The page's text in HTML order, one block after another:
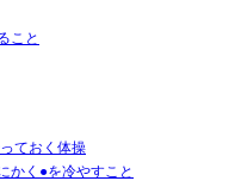
こと
ておく体操
かく●を冷やすこと